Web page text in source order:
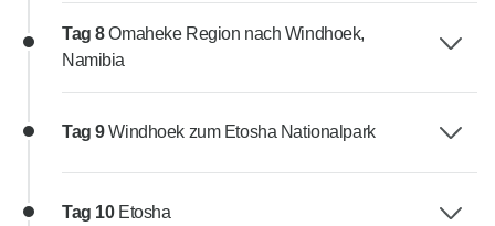
Tag 8Omaheke Region nach Windhoek,
Namibia
Tag 9Windhoek zum Etosha Nationalpark
Tag 10 Etosha